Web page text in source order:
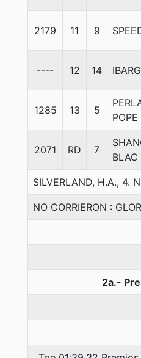
2179 11 9
---- 12 14
1285 13 5
POPE
2071 RD 7
BLAC
SILVERLAND, H.A., 4.
NO CORRIERON :
2a.-